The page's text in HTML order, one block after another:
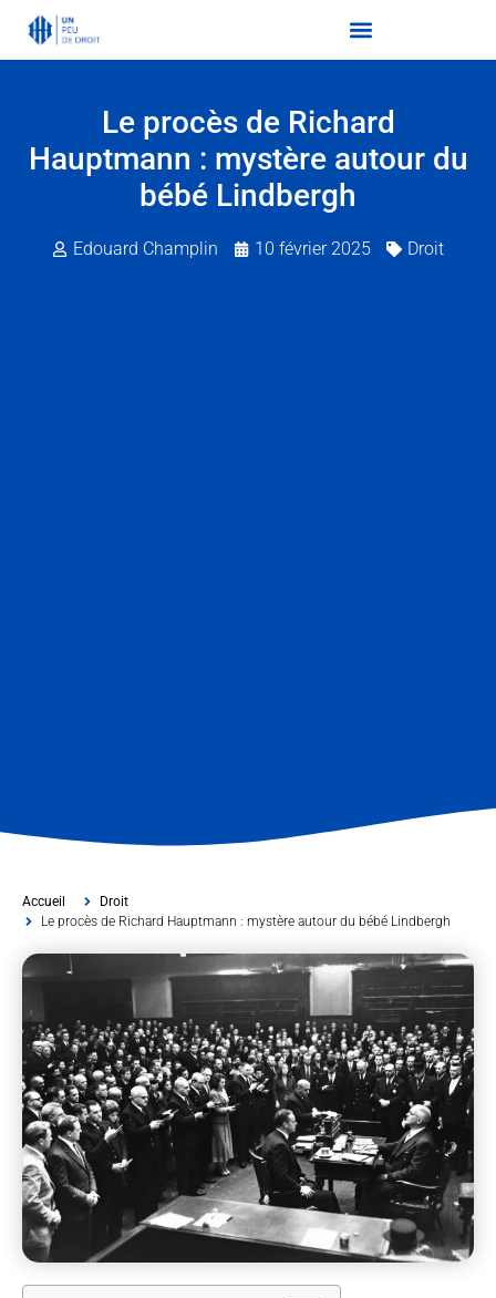
Le procès de Richard
Hauptmann : mystère autour du
bébé Lindbergh
Edouard Champlin 10 février 2025 Droit
Accueil
Droit
Le procès de Richard Hauptmann : mystère autour du bébé Lindbergh